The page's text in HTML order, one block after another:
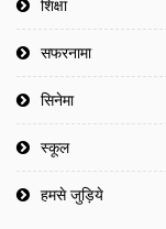
शिक्षा
सफरनामा
सिनेमा
स्कूल
हमसे जुड़िये